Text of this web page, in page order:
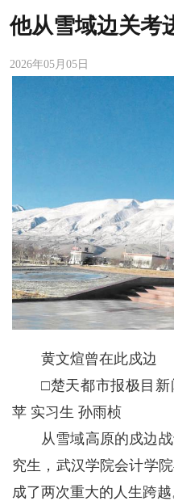
他从雪域边关考
2026年05月05日
黄文煊曾在此戍边
□楚天都市报极目
苹 实习生 孙雨桢
从雪域高原的戍边
究生，武汉学院会计学
成了两次重大的人生跨越